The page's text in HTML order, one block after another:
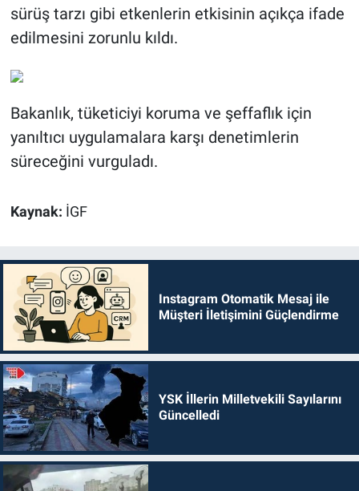
sürüş tarzı gibi etkenlerin etkisinin açıkça ifade
edilmesini zorunlu kıldı.
Bakanlık, tüketiciyi koruma ve şeffaflık için
yanıltıcı uygulamalara karşı denetimlerin
süreceğini vurguladı.
Kaynak: İGF
Instagram Otomatik Mesaj ile
Müşteri İletişimini Güçlendirme
YSK İllerin Milletvekili Sayılarını
Güncelledi